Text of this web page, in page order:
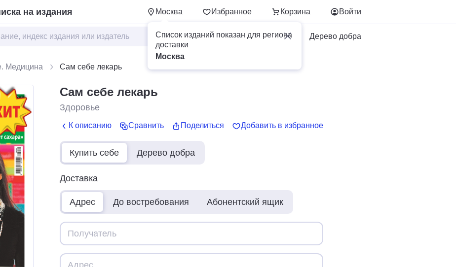
на издания Москва Избранное Корзина
Список изданий показан для региона
доставки
Москва
Войти
Для бизнеса Дерево добра
Медицина Сам себе лекарь
Сам себе лекарь
Здоровье
К описанию Сравнить Поделиться Добавить в избранное
Купить себе Дерево добра
Доставка
Адрес До востребования Абонентский ящик